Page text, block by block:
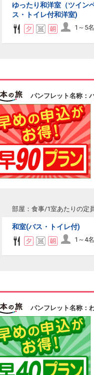
ゆったり和洋室（ツイン
ス・トイレ付和洋室)
1～5名
パンフレット名称：
部屋：食事/1室あたりの定
和室(バス・トイレ付)
1～4名
パンフレット名称